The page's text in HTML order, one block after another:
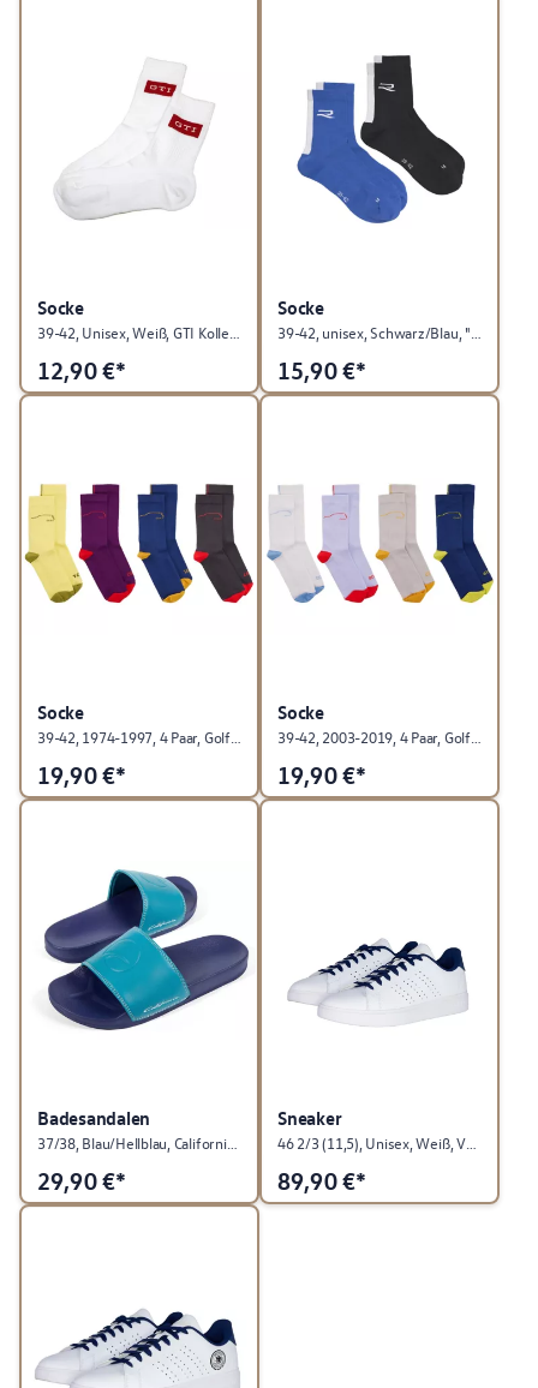
Socke
12,90€*
Socke
15,90€*
Socke
39-42, 1974-1997, 4 Paar, Golf Kollektion
19,90€*
Socke
39-42, 2003-2019, 4 Paar, Golf Kollektion
19,90€*
Badesandalen
37/38, Blau/Hellblau, California Kollektion
29,90€*
Sneaker
46 2/3 (11,5), Unisex, Weiß, Volkswagen Kollektion
89,90€*